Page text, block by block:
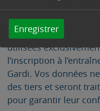
Enregistrer
informons que toutes
à travers ce
utilisées
l’inscription à
Gardi. Vos données
des tiers et seront
pour garantir leur